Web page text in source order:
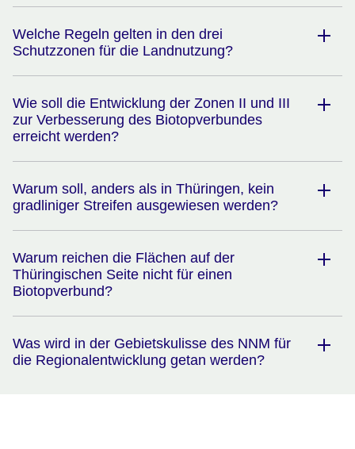
Welche Regeln gelten in den drei
Schutzzonen für die Landnutzung?
Wie soll die Entwicklung der Zonen II und III
zur Verbesserung des Biotopverbundes
erreicht werden?
Warum soll, anders als in Thüringen, kein
gradliniger Streifen ausgewiesen werden?
Warum reichen die Flächen auf der
Thüringischen Seite nicht für einen
Biotopverbund?
Was wird in der Gebietskulisse des NNM für
die Regionalentwicklung getan werden?